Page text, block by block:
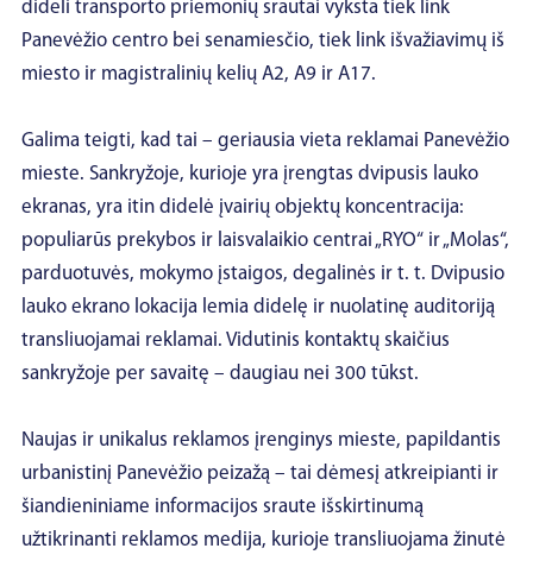
dideli transporto priemonių srautai vyksta tiek link
Panevėžio centro bei senamiesčio, tiek link išvažiavimų iš
miesto ir magistralinių kelių A2, A9 ir A17.
Galima teigti, kad tai – geriausia vieta reklamai Panevėžio
mieste. Sankryžoje, kurioje yra įrengtas dvipusis lauko
ekranas, yra itin didelė įvairių objektų koncentracija:
populiarūs prekybos ir laisvalaikio centrai „RYO“ ir „Molas“,
parduotuvės, mokymo įstaigos, degalinės ir t. t. Dvipusio
lauko ekrano lokacija lemia didelę ir nuolatinę auditoriją
transliuojamai reklamai. Vidutinis kontaktų skaičius
sankryžoje per savaitę – daugiau nei 300 tūkst.
Naujas ir unikalus reklamos įrenginys mieste, papildantis
urbanistinį Panevėžio peizažą – tai dėmesį atkreipianti ir
šiandieniniame informacijos sraute išskirtinumą
užtikrinanti reklamos medija, kurioje transliuojama žinutė